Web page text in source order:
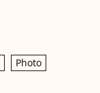
Photo